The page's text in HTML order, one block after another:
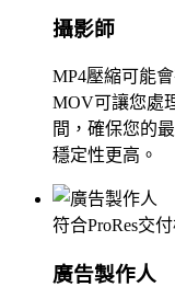
攝影師
MP4壓縮可能
MOV可讓您處
間，確保您的
穩定性更高。
符合ProRes交
廣告製作人